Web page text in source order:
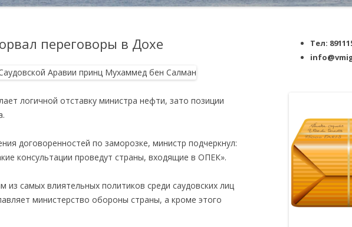
переговоры в Дохе
логичной отставку министра нефти, зато позиции
договоренностей по заморозке, министр подчеркнул:
консультации проведут страны, входящие в ОПЕК».
самых влиятельных политиков среди саудовских лиц
министерство обороны страны, а кроме этого
Тел: